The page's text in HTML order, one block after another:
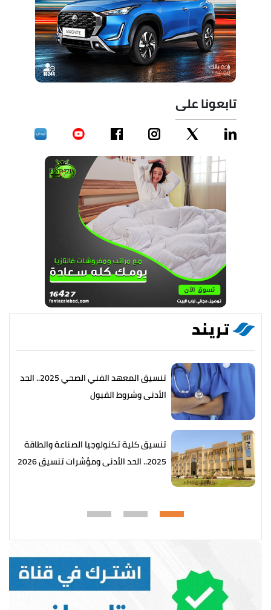
تابعونا على
تريند
تنسيق المعهد الفني الصحي 2025.. الحد
الأدنى وشروط القبول
تنسيق كلية تكنولوجيا الصناعة والطاقة
2025.. الحد الأدنى ومؤشرات تنسيق 2026